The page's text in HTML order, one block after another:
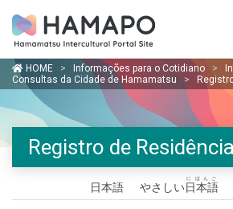
content
HOME > Informações para o Cotidiano >
Consultas da Cidade de Hamamatsu >
Registro de Residência
日本語 やさしい日本語
にほんご